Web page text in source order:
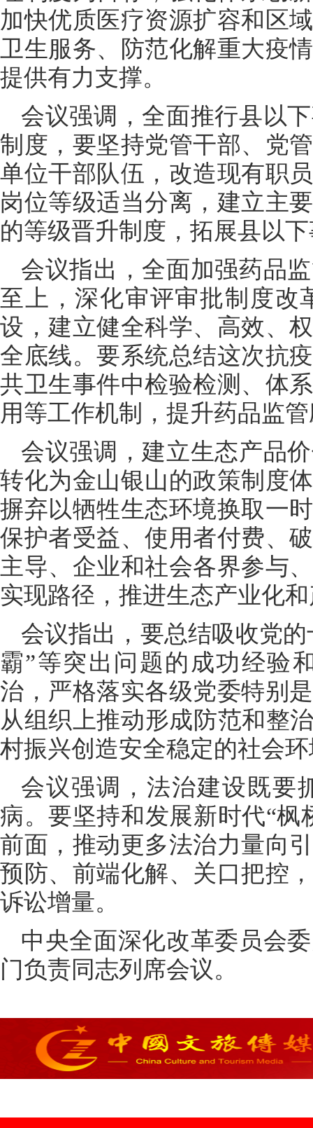
加快优质医疗资源扩容和区
卫生服务、防范化解重大疫
提供有力支撑。
会议强调，全面推行县以
制度，要坚持党管干部、党
单位干部队伍，改造现有职
岗位等级适当分离，建立主
的等级晋升制度，拓展县以
会议指出，全面加强药品
至上，深化审评审批制度改
设，建立健全科学、高效、
全底线。要系统总结这次抗
共卫生事件中检验检测、体
用等工作机制，提升药品监
会议强调，建立生态产品
转化为金山银山的政策制度
摒弃以牺牲生态环境换取一
保护者受益、使用者付费、
主导、企业和社会各界参与
实现路径，推进生态产业化
会议指出，要总结吸收党
霸”等突出问题的成功经验
治，严格落实各级党委特别
从组织上推动形成防范和整
村振兴创造安全稳定的社会
会议强调，法治建设既要
病。要坚持和发展新时代“
前面，推动更多法治力量向
预防、前端化解、关口把控
诉讼增量。
中央全面深化改革委员会
门负责同志列席会议。